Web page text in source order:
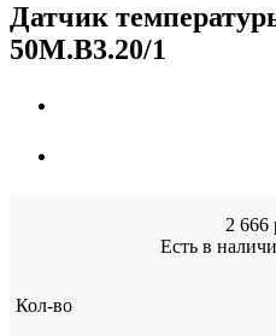
Датчик
50M.B3.20/1
2 666
Есть в
Кол-во